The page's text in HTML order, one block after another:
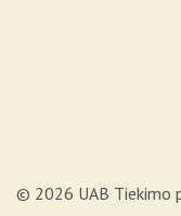
© 2026 UAB Tiekimo